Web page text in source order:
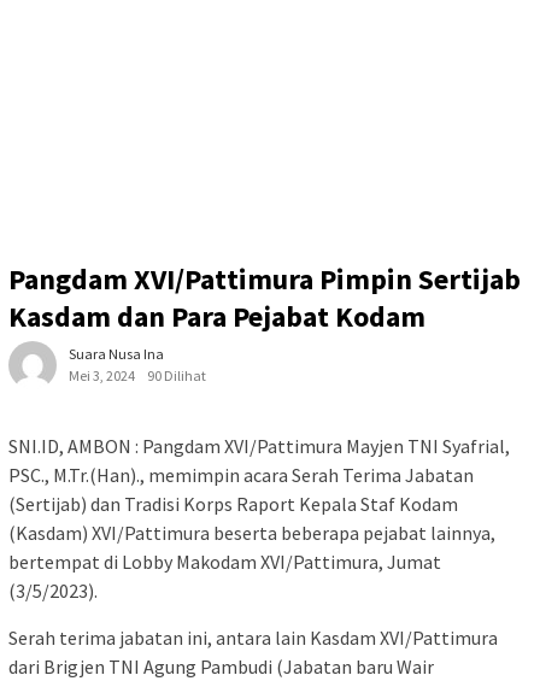
Pangdam XVI/Pattimura Pimpin Sertijab
Kasdam dan Para Pejabat Kodam
Suara Nusa Ina
Mei 3, 2024
90 Dilihat
SNI.ID, AMBON : Pangdam XVI/Pattimura Mayjen TNI Syafrial,
PSC., M.Tr.(Han)., memimpin acara Serah Terima Jabatan
(Sertijab) dan Tradisi Korps Raport Kepala Staf Kodam
(Kasdam) XVI/Pattimura beserta beberapa pejabat lainnya,
bertempat di Lobby Makodam XVI/Pattimura, Jumat
(3/5/2023).
Serah terima jabatan ini, antara lain Kasdam XVI/Pattimura
dari Brigjen TNI Agung Pambudi (Jabatan baru Wair